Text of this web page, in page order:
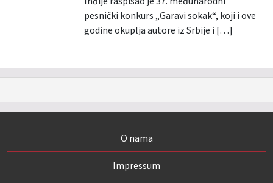
pesnički konkurs „Garavi sokak“, koji i ove
godine okuplja autore iz Srbije i […]
O nama
Impressum